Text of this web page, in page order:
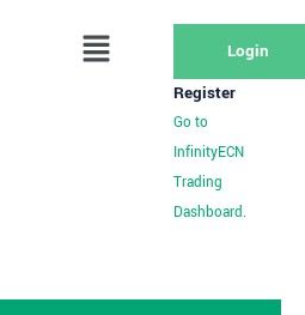
Login
Register
Go to
InfinityECN
Trading
Dashboard.